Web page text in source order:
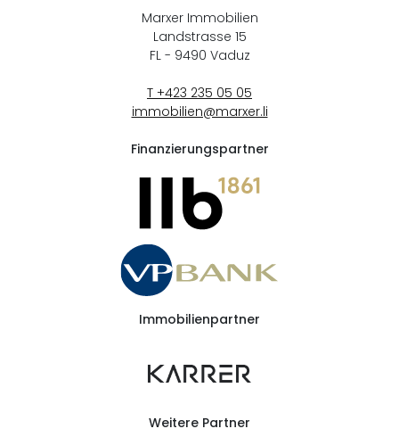
Marxer Immobilien
Landstrasse 15
FL - 9490 Vaduz
T +423 235 05 05
immobilien@marxer.li
Finanzierungspartner
Immobilienpartner
Weitere Partner